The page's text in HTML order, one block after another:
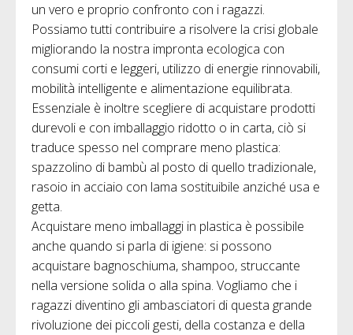
un vero e proprio confronto con i ragazzi.
Possiamo tutti contribuire a risolvere la crisi globale
migliorando la nostra impronta ecologica con
consumi corti e leggeri, utilizzo di energie rinnovabili,
mobilità intelligente e alimentazione equilibrata.
Essenziale è inoltre scegliere di acquistare prodotti
durevoli e con imballaggio ridotto o in carta, ciò si
traduce spesso nel comprare meno plastica:
spazzolino di bambù al posto di quello tradizionale,
rasoio in acciaio con lama sostituibile anziché usa e
getta.
Acquistare meno imballaggi in plastica è possibile
anche quando si parla di igiene: si possono
acquistare bagnoschiuma, shampoo, struccante
nella versione solida o alla spina. Vogliamo che i
ragazzi diventino gli ambasciatori di questa grande
rivoluzione dei piccoli gesti, della costanza e della